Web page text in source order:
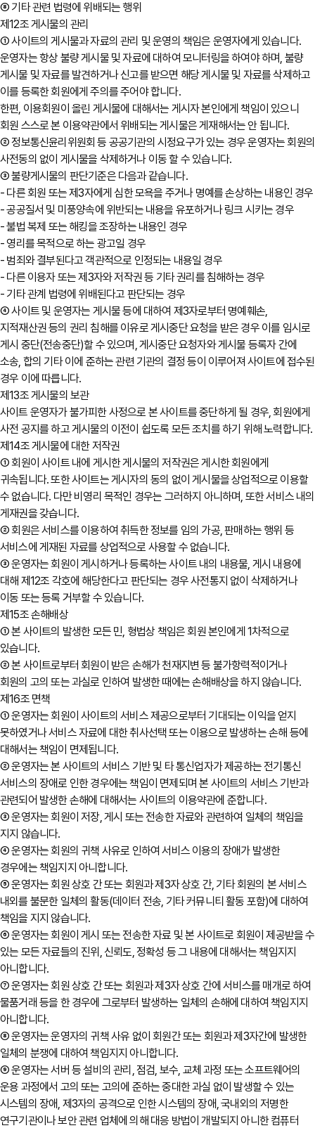
⑧ 기타 관련 법령에 위배되는 행위
제12조 게시물의 관리
① 사이트의 게시물과 자료의 관리 및 운영의 책임은 운영자에게 있습니다.
운영자는 항상 불량 게시물 및 자료에 대하여 모니터링을 하여야 하며, 불량
게시물 및 자료를 발견하거나 신고를 받으면 해당 게시물 및 자료를 삭제하고
이를 등록한 회원에게 주의를 주어야 합니다.
한편, 이용회원이 올린 게시물에 대해서는 게시자 본인에게 책임이 있으니
회원 스스로 본 이용약관에서 위배되는 게시물은 게재해서는 안 됩니다.
② 정보통신윤리위원회 등 공공기관의 시정요구가 있는 경우 운영자는 회원의
사전동의 없이 게시물을 삭제하거나 이동 할 수 있습니다.
③ 불량게시물의 판단기준은 다음과 같습니다.
- 다른 회원 또는 제3자에게 심한 모욕을 주거나 명예를 손상하는 내용인 경우
- 공공질서 및 미풍양속에 위반되는 내용을 유포하거나 링크 시키는 경우
- 불법 복제 또는 해킹을 조장하는 내용인 경우
- 영리를 목적으로 하는 광고일 경우
- 범죄와 결부된다고 객관적으로 인정되는 내용일 경우
- 다른 이용자 또는 제3자와 저작권 등 기타 권리를 침해하는 경우
- 기타 관계 법령에 위배된다고 판단되는 경우
④ 사이트 및 운영자는 게시물 등에 대하여 제3자로부터 명예훼손,
지적재산권 등의 권리 침해를 이유로 게시중단 요청을 받은 경우 이를 임시로
게시 중단(전송중단)할 수 있으며, 게시중단 요청자와 게시물 등록자 간에
소송, 합의 기타 이에 준하는 관련 기관의 결정 등이 이루어져 사이트에 접수된
경우 이에 따릅니다.
제13조 게시물의 보관
사이트 운영자가 불가피한 사정으로 본 사이트를 중단하게 될 경우, 회원에게
사전 공지를 하고 게시물의 이전이 쉽도록 모든 조치를 하기 위해 노력합니다.
제14조 게시물에 대한 저작권
① 회원이 사이트 내에 게시한 게시물의 저작권은 게시한 회원에게
귀속됩니다. 또한 사이트는 게시자의 동의 없이 게시물을 상업적으로 이용할
수 없습니다. 다만 비영리 목적인 경우는 그러하지 아니하며, 또한 서비스 내의
게재권을 갖습니다.
② 회원은 서비스를 이용하여 취득한 정보를 임의 가공, 판매하는 행위 등
서비스에 게재된 자료를 상업적으로 사용할 수 없습니다.
③ 운영자는 회원이 게시하거나 등록하는 사이트 내의 내용물, 게시 내용에
대해 제12조 각호에 해당한다고 판단되는 경우 사전통지 없이 삭제하거나
이동 또는 등록 거부할 수 있습니다.
제15조 손해배상
① 본 사이트의 발생한 모든 민, 형법상 책임은 회원 본인에게 1차적으로
있습니다.
② 본 사이트로부터 회원이 받은 손해가 천재지변 등 불가항력적이거나
회원의 고의 또는 과실로 인하여 발생한 때에는 손해배상을 하지 않습니다.
제16조 면책
① 운영자는 회원이 사이트의 서비스 제공으로부터 기대되는 이익을 얻지
못하였거나 서비스 자료에 대한 취사선택 또는 이용으로 발생하는 손해 등에
대해서는 책임이 면제됩니다.
② 운영자는 본 사이트의 서비스 기반 및 타 통신업자가 제공하는 전기통신
서비스의 장애로 인한 경우에는 책임이 면제되며 본 사이트의 서비스 기반과
관련되어 발생한 손해에 대해서는 사이트의 이용약관에 준합니다.
③ 운영자는 회원이 저장, 게시 또는 전송한 자료와 관련하여 일체의 책임을
지지 않습니다.
④ 운영자는 회원의 귀책 사유로 인하여 서비스 이용의 장애가 발생한
경우에는 책임지지 아니합니다.
⑤ 운영자는 회원 상호 간 또는 회원과 제3자 상호 간, 기타 회원의 본 서비스
내외를 불문한 일체의 활동(데이터 전송, 기타 커뮤니티 활동 포함)에 대하여
책임을 지지 않습니다.
⑥ 운영자는 회원이 게시 또는 전송한 자료 및 본 사이트로 회원이 제공받을 수
있는 모든 자료들의 진위, 신뢰도, 정확성 등 그 내용에 대해서는 책임지지
아니합니다.
⑦ 운영자는 회원 상호 간 또는 회원과 제3자 상호 간에 서비스를 매개로 하여
물품거래 등을 한 경우에 그로부터 발생하는 일체의 손해에 대하여 책임지지
아니합니다.
⑧ 운영자는 운영자의 귀책 사유 없이 회원간 또는 회원과 제3자간에 발생한
일체의 분쟁에 대하여 책임지지 아니합니다.
⑨ 운영자는 서버 등 설비의 관리, 점검, 보수, 교체 과정 또는 소프트웨어의
운용 과정에서 고의 또는 고의에 준하는 중대한 과실 없이 발생할 수 있는
시스템의 장애, 제3자의 공격으로 인한 시스템의 장애, 국내외의 저명한
연구기관이나 보안 관련 업체에 의해 대응 방법이 개발되지 아니한 컴퓨터